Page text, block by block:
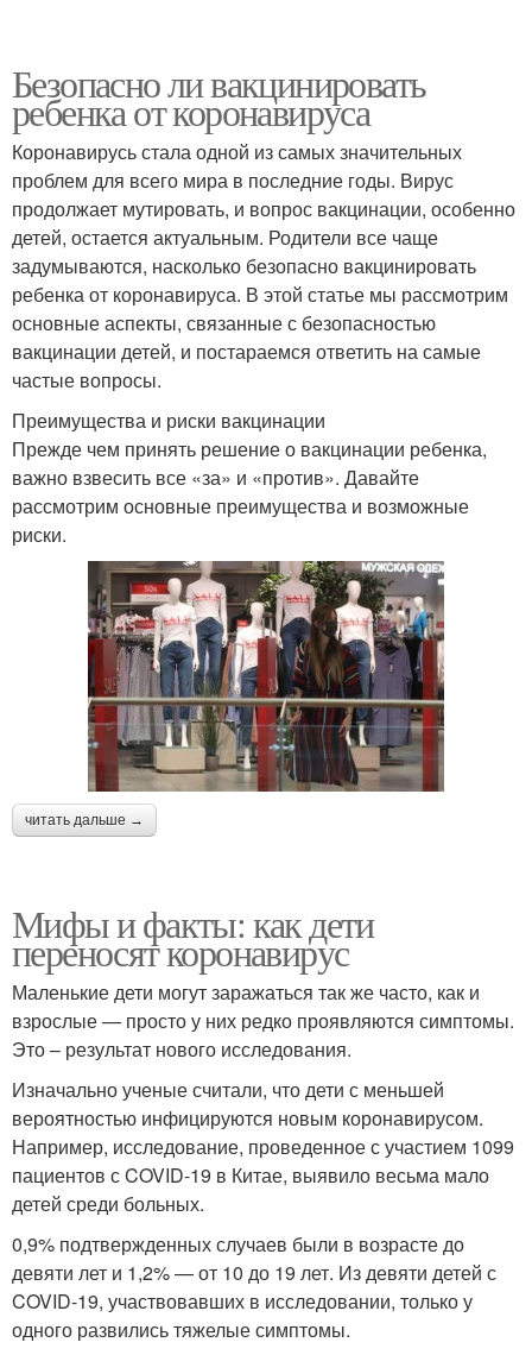
Безопасно ли вакцинировать
ребенка от коронавируса
Коронавирусь стала одной из самых значительных
проблем для всего мира в последние годы. Вирус
продолжает мутировать, и вопрос вакцинации, особенно
детей, остается актуальным. Родители все чаще
задумываются, насколько безопасно вакцинировать
ребенка от коронавируса. В этой статье мы рассмотрим
основные аспекты, связанные с безопасностью
вакцинации детей, и постараемся ответить на самые
частые вопросы.
Преимущества и риски вакцинации
Прежде чем принять решение о вакцинации ребенка,
важно взвесить все «за» и «против». Давайте
рассмотрим основные преимущества и возможные
риски.
читать дальше →
Мифы и факты: как дети
переносят коронавирус
Маленькие дети могут заражаться так же часто, как и
взрослые — просто у них редко проявляются симптомы.
Это – результат нового исследования.
Изначально ученые считали, что дети с меньшей
вероятностью инфицируются новым коронавирусом.
Например, исследование, проведенное с участием 1099
пациентов с COVID-19 в Китае, выявило весьма мало
детей среди больных.
0,9% подтвержденных случаев были в возрасте до
девяти лет и 1,2% — от 10 до 19 лет. Из девяти детей с
COVID-19, участвовавших в исследовании, только у
одного развились тяжелые симптомы.